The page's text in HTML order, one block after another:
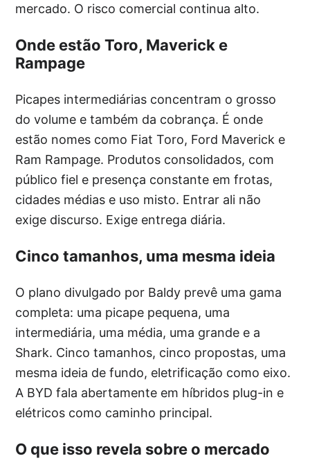
mercado. O risco comercial continua alto.
Onde estão Toro, Maverick e
Rampage
Picapes intermediárias concentram o grosso
do volume e também da cobrança. É onde
estão nomes como Fiat Toro, Ford Maverick e
Ram Rampage. Produtos consolidados, com
público fiel e presença constante em frotas,
cidades médias e uso misto. Entrar ali não
exige discurso. Exige entrega diária.
Cinco tamanhos, uma mesma ideia
O plano divulgado por Baldy prevê uma gama
completa: uma picape pequena, uma
intermediária, uma média, uma grande e a
Shark. Cinco tamanhos, cinco propostas, uma
mesma ideia de fundo, eletrificação como eixo.
A BYD fala abertamente em híbridos plug-in e
elétricos como caminho principal.
O que isso revela sobre o mercado